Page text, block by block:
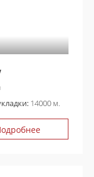
14000 м.